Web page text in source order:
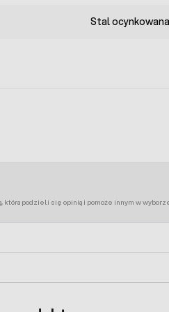
Stal ocynkowana
która podzieli się opinią i pomoże innym w